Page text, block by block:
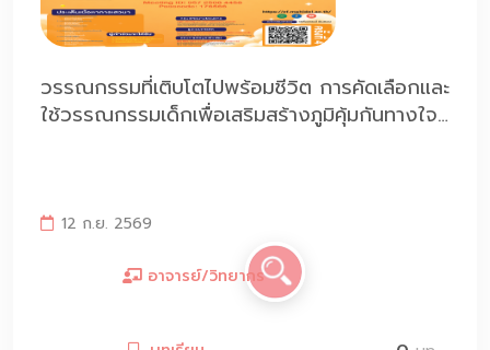
วรรณกรรมที่เติบโตไปพร้อมชีวิต การคัดเลือกและ
ใช้วรรณกรรมเด็กเพื่อเสริมสร้างภูมิคุ้มกันทางใจ
12 ก.ย. 2569
อาจารย์/วิทยากร